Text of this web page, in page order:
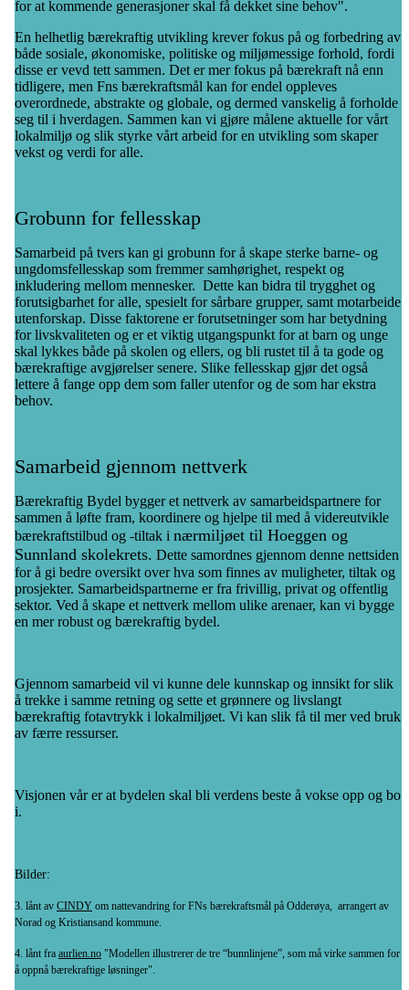
for at kommende generasjoner skal få dekket sine behov".
En helhetlig bærekraftig utvikling krever fokus på og forbedring av
både sosiale, økonomiske, politiske og miljømessige forhold, fordi
disse er vevd tett sammen. Det er mer fokus på bærekraft nå enn
tidligere, men Fns bærekraftsmål kan for endel oppleves
overordnede, abstrakte og globale, og dermed vanskelig å forholde
seg til i hverdagen. Sammen kan vi gjøre målene aktuelle for vårt
lokalmiljø og slik styrke vårt arbeid for en utvikling som skaper
vekst og verdi for alle.
Grobunn for fellesskap
Samarbeid på tvers kan gi grobunn for å skape sterke barne- og
ungdomsfellesskap som fremmer samhørighet, respekt og
inkludering mellom mennesker. Dette kan bidra til trygghet og
forutsigbarhet for alle, spesielt for sårbare grupper, samt motarbeide
utenforskap. Disse faktorene er forutsetninger som har betydning
for livskvaliteten og er et viktig utgangspunkt for at barn og unge
skal lykkes både på skolen og ellers, og bli rustet til å ta gode og
bærekraftige avgjørelser senere. Slike fellesskap gjør det også
lettere å fange opp dem som faller utenfor og de som har ekstra
behov.
Samarbeid gjennom nettverk
Bærekraftig Bydel bygger et nettverk av samarbeidspartnere for
sammen å løfte fram, koordinere og hjelpe til med å videreutvikle
bærekraftstilbud og -tiltak i nærmiljøet til Hoeggen og
Sunnland skolekrets. Dette samordnes gjennom denne nettsiden
for å gi bedre oversikt over hva som finnes av muligheter, tiltak og
prosjekter. Samarbeidspartnerne er fra frivillig, privat og offentlig
sektor. Ved å skape et nettverk mellom ulike arenaer, kan vi bygge
en mer robust og bærekraftig bydel.
Gjennom samarbeid vil vi kunne dele kunnskap og innsikt for slik
å trekke i samme retning og sette et grønnere og livslangt
bærekraftig fotavtrykk i lokalmiljøet. Vi kan slik få til mer ved bruk
av færre ressurser.
Visjonen vår er at bydelen skal bli verdens beste å vokse opp og bo
i.
Bilder:
3. lånt av CINDY om nattevandring for FNs bærekraftsmål på Odderøya, arrangert av
Norad og Kristiansand kommune.
4. lånt fra aurlien.no "Modellen illustrerer de tre “bunnlinjene”, som må virke sammen for
å oppnå bærekraftige løsninger".